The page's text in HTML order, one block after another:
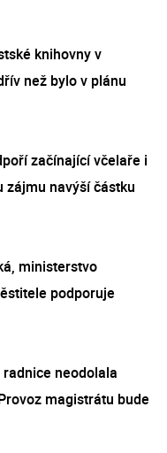
knihovny v
než bylo v plánu
začínající včelaře i
zájmu navýší částku
ministerstvo
podporuje
neodolala
magistrátu bude